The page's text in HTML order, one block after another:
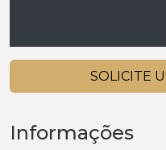
SOLICITE
Informações